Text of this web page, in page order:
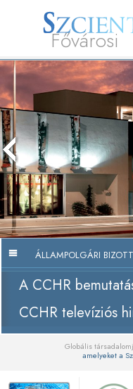
Fővárosi
L. Ron
Hubbard
Mi a
Szcientológia?
ÁLLAMPOLGÁRI
A CCHR
CCHR televíziós
Globális
amelyeket a